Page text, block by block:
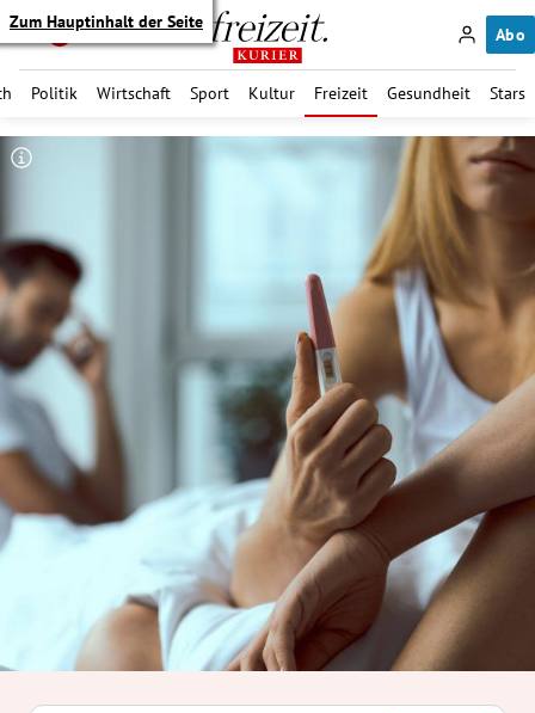
Zum Hauptinhalt der Seite
Abo
Politik Wirtschaft Sport Kultur Freizeit Gesundheit Stars
Untermenü
Untermenü
Untermenü
Untermenü